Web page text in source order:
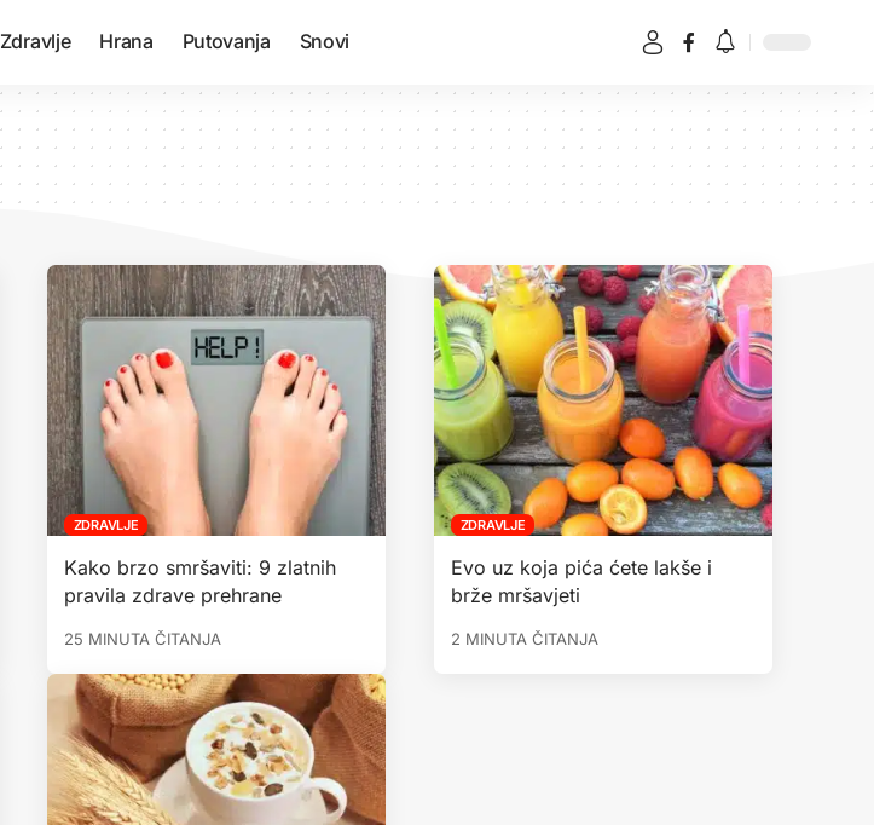
Zdravlje Hrana Putovanja Snovi
ZDRAVLJE
Kako brzo smršaviti: 9 zlatnih
pravila zdrave prehrane
25 MINUTA ČITANJA
ZDRAVLJE
Evo uz koja pića ćete lakše i
brže mršavjeti
2 MINUTA ČITANJA